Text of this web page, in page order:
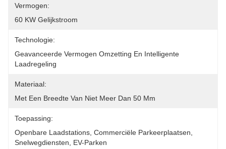
Vermogen:
60 KW Gelijkstroom
Technologie:
Geavanceerde Vermogen Omzetting En Intelligente
Laadregeling
Materiaal:
Met Een Breedte Van Niet Meer Dan 50 Mm
Toepassing:
Openbare Laadstations, Commerciële Parkeerplaatsen,
Snelwegdiensten, EV-Parken